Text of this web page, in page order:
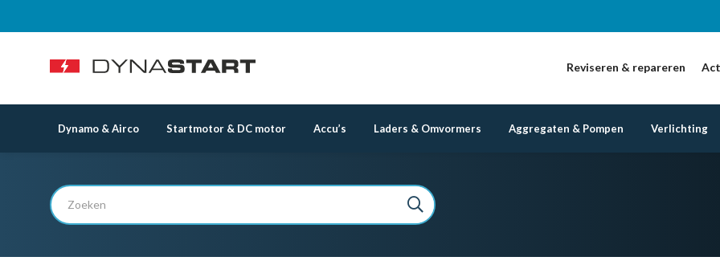
Reviseren & repareren
Dynamo & Airco Startmotor & DC motor Accu’s Laders & Omvormers Aggregaten & Pompen Verlichting